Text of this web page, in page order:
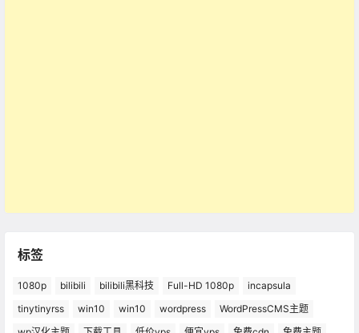
标签
1080p bilibili bilibili黑科技 Full-HD 1080p
incapsula
tinytinyrss
win10 win10 wordpress
WordPressCMS主题